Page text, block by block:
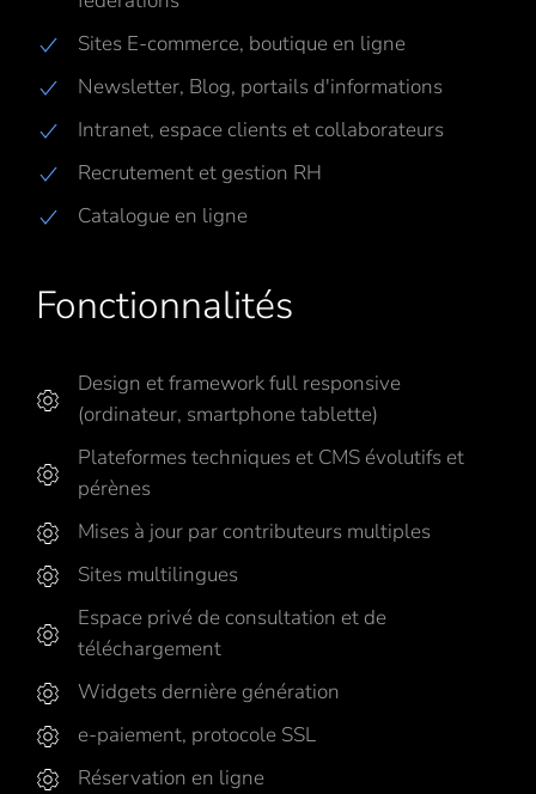
Sites E-commerce, boutique en ligne
Newsletter, Blog, portails d'informations
Intranet, espace clients et collaborateurs
Recrutement et gestion RH
Catalogue en ligne
Fonctionnalités
Design et framework full responsive
(ordinateur, smartphone tablette)
Plateformes techniques et CMS évolutifs et
pérènes
Mises à jour par contributeurs multiples
Sites multilingues
Espace privé de consultation et de
téléchargement
Widgets dernière génération
e-paiement, protocole SSL
Réservation en ligne